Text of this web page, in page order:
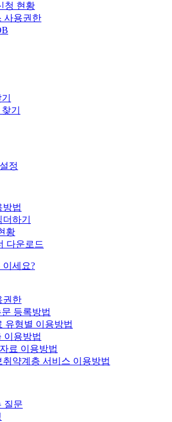
청 현황
사용권한
기
정
방법
하기
황
다운로드
이세요?
권한
등록방법
유형별 이용방법
이용방법
료 이용방법
취약계층 서비스 이용방법
질문